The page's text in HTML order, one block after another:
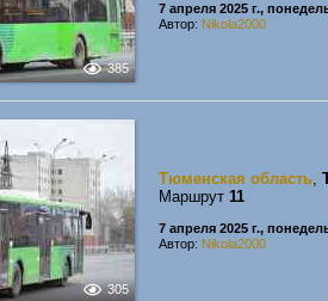
385
7 апреля 2025 г.,
Автор: Nikola2000
305
Тюменская область,
Маршрут 11
7 апреля 2025 г.,
Автор: Nikola2000